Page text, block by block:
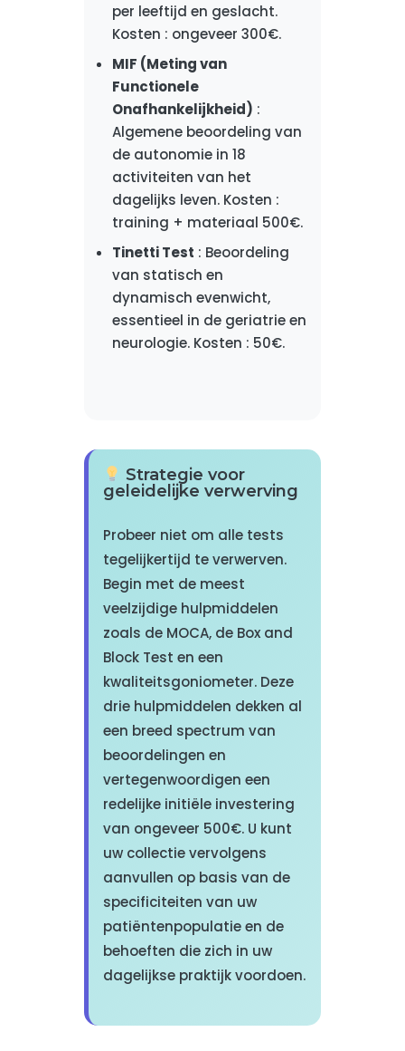
per leeftijd en geslacht.
Kosten : ongeveer 300€.
MIF (Meting van
Functionele
Onafhankelijkheid) :
Algemene beoordeling van
de autonomie in 18
activiteiten van het
dagelijks leven. Kosten :
training + materiaal 500€.
Tinetti Test : Beoordeling
van statisch en
dynamisch evenwicht,
essentieel in de geriatrie en
neurologie. Kosten : 50€.
Strategie voor
geleidelijke verwerving
Probeer niet om alle tests
tegelijkertijd te verwerven.
Begin met de meest
veelzijdige hulpmiddelen
zoals de MOCA, de Box and
Block Test en een
kwaliteitsgoniometer. Deze
drie hulpmiddelen dekken al
een breed spectrum van
beoordelingen en
vertegenwoordigen een
redelijke initiële investering
van ongeveer 500€. U kunt
uw collectie vervolgens
aanvullen op basis van de
specificiteiten van uw
patiëntenpopulatie en de
behoeften die zich in uw
dagelijkse praktijk voordoen.